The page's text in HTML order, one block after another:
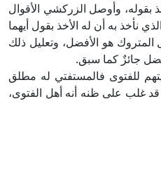
بقوله، وأوصل الزركشي الأقوال
نأخذ به أن له الأخذ بقول أيهما
هو الأفضل، وتعليل ذلك
جائزٌ كما سبق.
للفتوى فالمستفتي له مطلق
غلب على ظنه أنه أهل الفتوى،